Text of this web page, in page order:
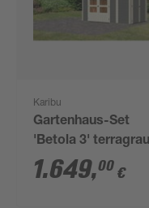
Karibu
Gartenhaus-Set
'Betola 3' terragrau
mit Anbauschrank
342 x 211 x 238 cm
1.649,00 €